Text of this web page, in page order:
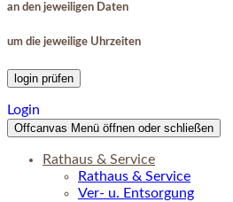
an den jeweiligen Daten
um die jeweilige Uhrzeiten
login prüfen
Login
Offcanvas Menü öffnen oder schließen
Rathaus & Service
Rathaus & Service
Ver- u. Entsorgung